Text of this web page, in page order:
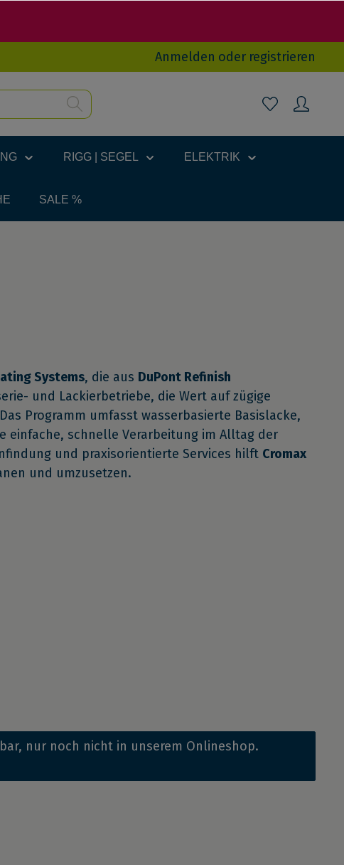
Anmelden oder registrieren
RIGG | SEGEL ELEKTRIK
SALE %
Systems, die aus DuPont Refinish
und Lackierbetriebe, die Wert auf zügige
Programm umfasst wasserbasierte Basislacke,
einfache, schnelle Verarbeitung im Alltag der
und praxisorientierte Services hilft Cromax
und umzusetzen.
nur noch nicht in unserem Onlineshop.